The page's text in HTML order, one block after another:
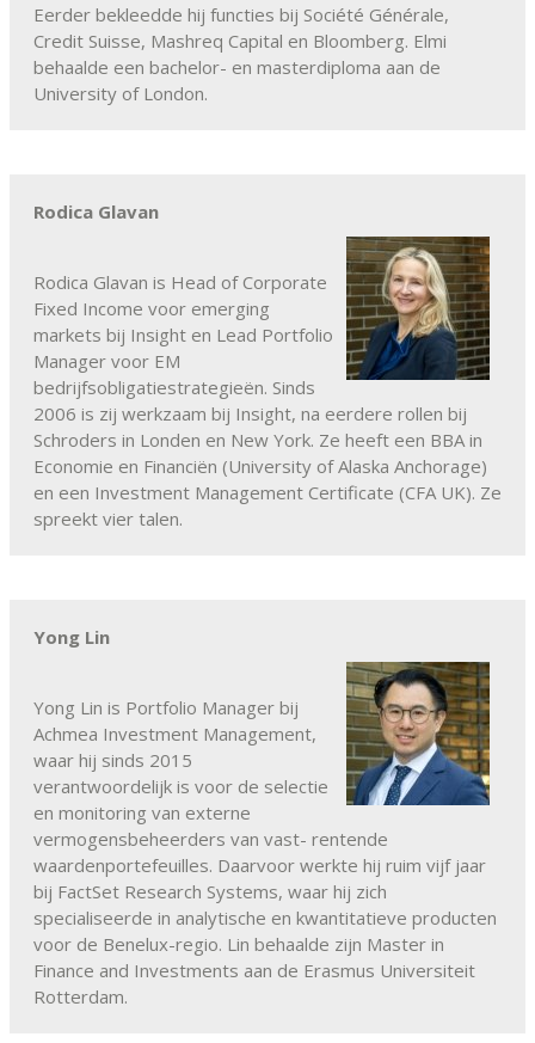
Eerder bekleedde hij functies bij Société Générale,
Credit Suisse, Mashreq Capital en Bloomberg. Elmi
behaalde een bachelor- en masterdiploma aan de
University of London.
Rodica Glavan
Rodica Glavan is Head of Corporate
Fixed Income voor emerging
markets bij Insight en Lead Portfolio
Manager voor EM
bedrijfsobligatiestrategieën. Sinds
2006 is zij werkzaam bij Insight, na eerdere rollen bij
Schroders in Londen en New York. Ze heeft een BBA in
Economie en Financiën (University of Alaska Anchorage)
en een Investment Management Certificate (CFA UK). Ze
spreekt vier talen.
Yong Lin
Yong Lin is Portfolio Manager bij
Achmea Investment Management,
waar hij sinds 2015
verantwoordelijk is voor de selectie
en monitoring van externe
vermogensbeheerders van vast- rentende
waardenportefeuilles. Daarvoor werkte hij ruim vijf jaar
bij FactSet Research Systems, waar hij zich
specialiseerde in analytische en kwantitatieve producten
voor de Benelux-regio. Lin behaalde zijn Master in
Finance and Investments aan de Erasmus Universiteit
Rotterdam.